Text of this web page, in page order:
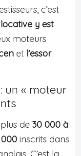
c’est
y est
moteurs
et l’essor
un « moteur
de 30 000 à
inscrits dans
C’est la